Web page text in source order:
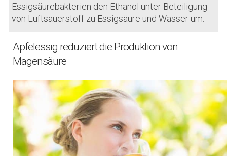
Essigsäurebakterien den Ethanol unter Beteiligung
von Luftsauerstoff zu Essigsäure und Wasser um.
Apfelessig reduziert die Produktion von
Magensäure